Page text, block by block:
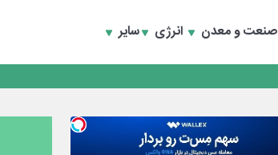
صنعت و معدن انرژی سایر